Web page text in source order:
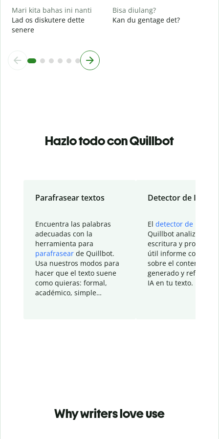
Mari kita bahas ini nanti
Lad os diskutere dette
senere
Bisa diulang?
Kan du gentage det?
Hazlo todo con Quillbot
Parafrasear textos
Encuentra las palabras
adecuadas con la
herramienta para
parafrasear de Quillbot.
Usa nuestros modos para
hacer que el texto suene
como quieras: formal,
académico, simple…
Detector de IA
El detector de IA
Quillbot analiza tu
escritura y
útil informe con
sobre el contenido
generado y refinado
IA en tu texto.
Why writers love use